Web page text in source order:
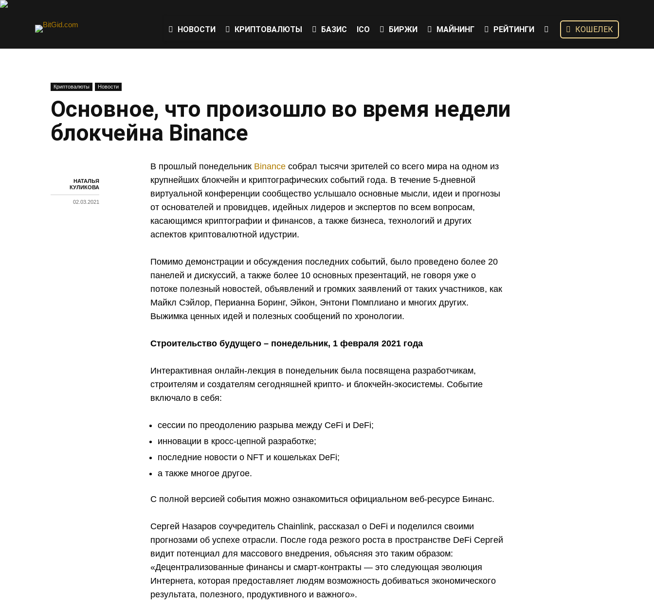
НОВОСТИ КРИПТОВАЛЮТЫ БАЗИС ICO БИРЖИ МАЙНИНГ РЕЙТИНГИ КОШЕЛЕК
Криптовалюты Новости
Основное, что произошло во время недели
блокчейна Binance
НАТАЛЬЯ
КУЛИКОВА
02.03.2021
В прошлый понедельник Binance собрал тысячи зрителей со всего мира на одном из
крупнейших блокчейн и криптографических событий года. В течение 5-дневной
виртуальной конференции сообщество услышало основные мысли, идеи и прогнозы
от основателей и провидцев, идейных лидеров и экспертов по всем вопросам,
касающимся криптографии и финансов, а также бизнеса, технологий и других
аспектов криптовалютной идустрии.
Помимо демонстрации и обсуждения последних событий, было проведено более 20
панелей и дискуссий, а также более 10 основных презентаций, не говоря уже о
потоке полезный новостей, объявлений и громких заявлений от таких участников, как
Майкл Сэйлор, Перианна Боринг, Эйкон, Энтони Помплиано и многих других.
Выжимка ценных идей и полезных сообщений по хронологии.
Строительство будущего – понедельник, 1 февраля 2021 года
Интерактивная онлайн-лекция в понедельник была посвящена разработчикам,
строителям и создателям сегодняшней крипто- и блокчейн-экосистемы. Событие
включало в себя:
сессии по преодолению разрыва между CeFi и DeFi;
инновации в кросс-цепной разработке;
последние новости о NFT и кошельках DeFi;
а также многое другое.
С полной версией события можно ознакомиться официальном веб-ресурсе Бинанс.
Сергей Назаров соучредитель Chainlink, рассказал о DeFi и поделился своими
прогнозами об успехе отрасли. После года резкого роста в пространстве DeFi Сергей
видит потенциал для массового внедрения, объясняя это таким образом:
«Децентрализованные финансы и смарт-контракты — это следующая эволюция
Интернета, которая предоставляет людям возможность добиваться экономического
результата, полезного, продуктивного и важного».